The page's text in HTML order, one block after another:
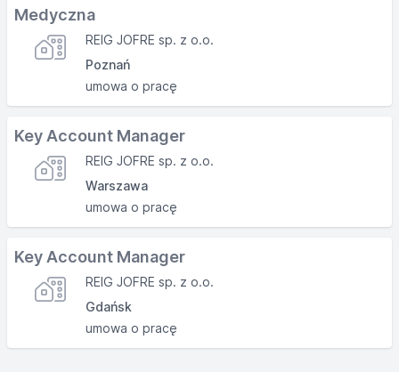
Medyczna
REIG JOFRE sp. z o.o.
Poznań
umowa o pracę
Key Account Manager
REIG JOFRE sp. z o.o.
Warszawa
umowa o pracę
Key Account Manager
REIG JOFRE sp. z o.o.
Gdańsk
umowa o pracę